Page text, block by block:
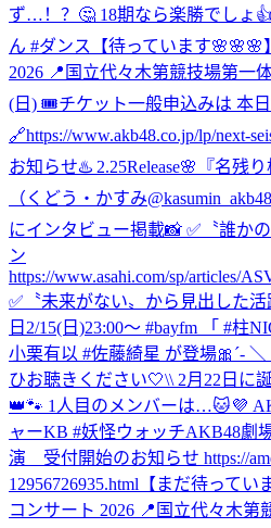
ず…！？🤔 18期なら楽勝でしょ
ん #ダンス
【待っています
2026 📍国立代々木第競技場第一
(日) 🎟️チケット一般申込みは 本日
🔗https://www.akb48.co.jp/lp/next-
お知らせ♨️ 2.25Release🌸『名残
（くどう・かすみ
にインタビュー掲載📸 ✅〝誰か
ン
https://www.asahi.com/sp/articles/
✅〝未来がない〟から見出した活
日2/15(日)23:00～ #bayfm 「 #柱
小栗有以 #佐藤綺星 が登場🎀´‐
ひお聴きください🤍\\ 2月22日に
👑🐾 1人目のメンバーは…🐱💜
ャーKB #妖怪ウォッチAKB48劇
演 受付開始のお知らせ https://
12956726935.html 【まだ待ってい
コンサート 2026 📍国立代々木第